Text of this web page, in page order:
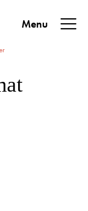
Menu